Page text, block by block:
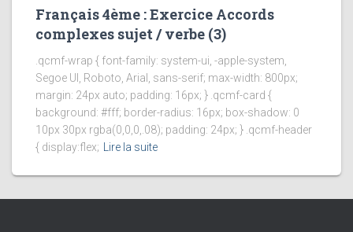
Français 4ème : Exercice Accords
complexes sujet / verbe (3)
.qcmf-wrap { font-family: system-ui, -apple-system,
Segoe UI, Roboto, Arial, sans-serif; max-width: 800px;
margin: 24px auto; padding: 16px; } .qcmf-card {
background: #fff; border-radius: 16px; box-shadow: 0
10px 30px rgba(0,0,0,.08); padding: 24px; } .qcmf-header
{ display:flex; Lire la suite